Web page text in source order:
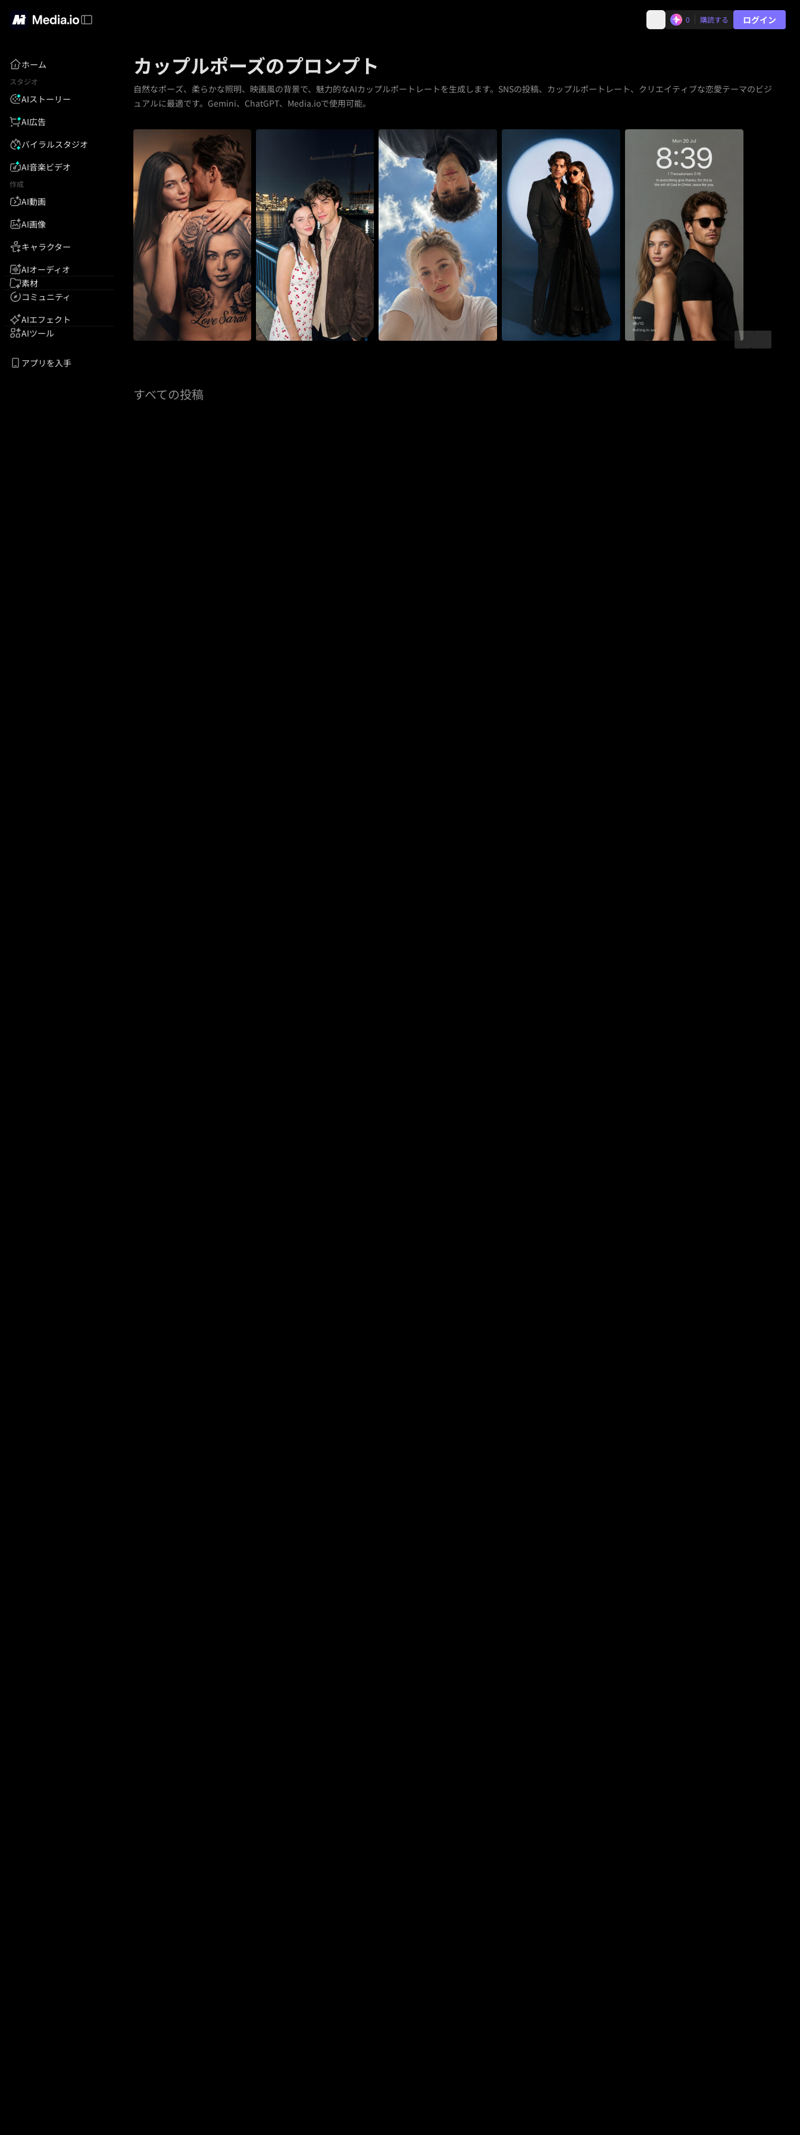
0 購読する ログイン
ホーム
スタジオ
AIストーリー
AI広告
バイラルスタジオ
AI音楽ビデオ
作成
AI動画
AI画像
キャラクター
AIオーディオ
素材
コミュニティ
AIエフェクト
AIツール
アプリを入手
カップルポーズのプロンプト
自然なポーズ、柔らかな照明、映画風の背景で、魅力的なAIカップルポートレートを生成します。SNSの投稿、カップルポートレート、クリエイティブな恋愛テーマのビジ
ュアルに最適です。Gemini、ChatGPT、Media.ioで使用可能。
すべての投稿